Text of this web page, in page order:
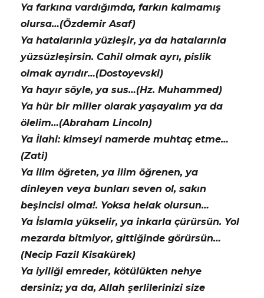
Ya farkına vardığımda, farkın kalmamış
olursa…(Özdemir Asaf)
Ya hatalarınla yüzleşir, ya da hatalarınla
yüzsüzleşirsin. Cahil olmak ayrı, pislik
olmak ayrıdır…(Dostoyevski)
Ya hayır söyle, ya sus…(Hz. Muhammed)
Ya hür bir miller olarak yaşayalım ya da
ölelim…(Abraham Lincoln)
Ya İlahi: kimseyi namerde muhtaç etme…
(Zati)
Ya ilim öğreten, ya ilim öğrenen, ya
dinleyen veya bunları seven ol, sakın
beşincisi olma!. Yoksa helak olursun…
Ya İslamla yükselir, ya inkarla çürürsün. Yol
mezarda bitmiyor, gittiğinde görürsün…
(Necip Fazil Kisakürek)
Ya iyiliği emreder, kötülükten nehye
dersiniz; ya da, Allah şerlilerinizi size